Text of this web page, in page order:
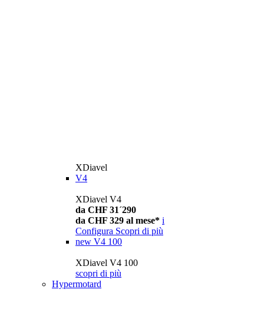
XDiavel
V4
XDiavel V4
da CHF 31´290
da CHF 329 al mese* i
Configura Scopri di più
new V4 100
XDiavel V4 100
scopri di più
Hypermotard